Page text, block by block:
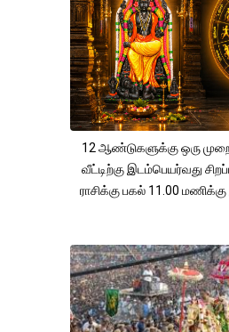
12 ஆண்டுகளுக்கு ஒரு
வீட்டிற்கு இடம்பெயர்வது
ராசிக்கு பகல் 11.00